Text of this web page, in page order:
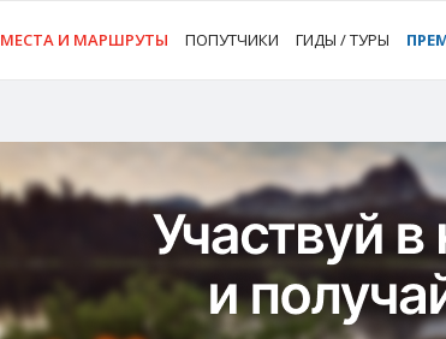
МЕСТА И МАРШРУТЫ ПОПУТЧИКИ ГИДЫ / ТУРЫ